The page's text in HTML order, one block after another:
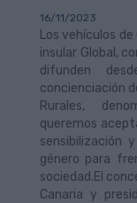
16/11/2023
Los vehículos
insular Global,
difunden
concienciación
Rurales,
queremos
sensibilización
género para
sociedad.El
Canaria y